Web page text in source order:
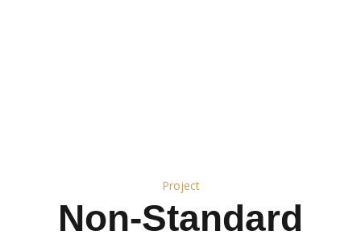
Project
Non-Standard